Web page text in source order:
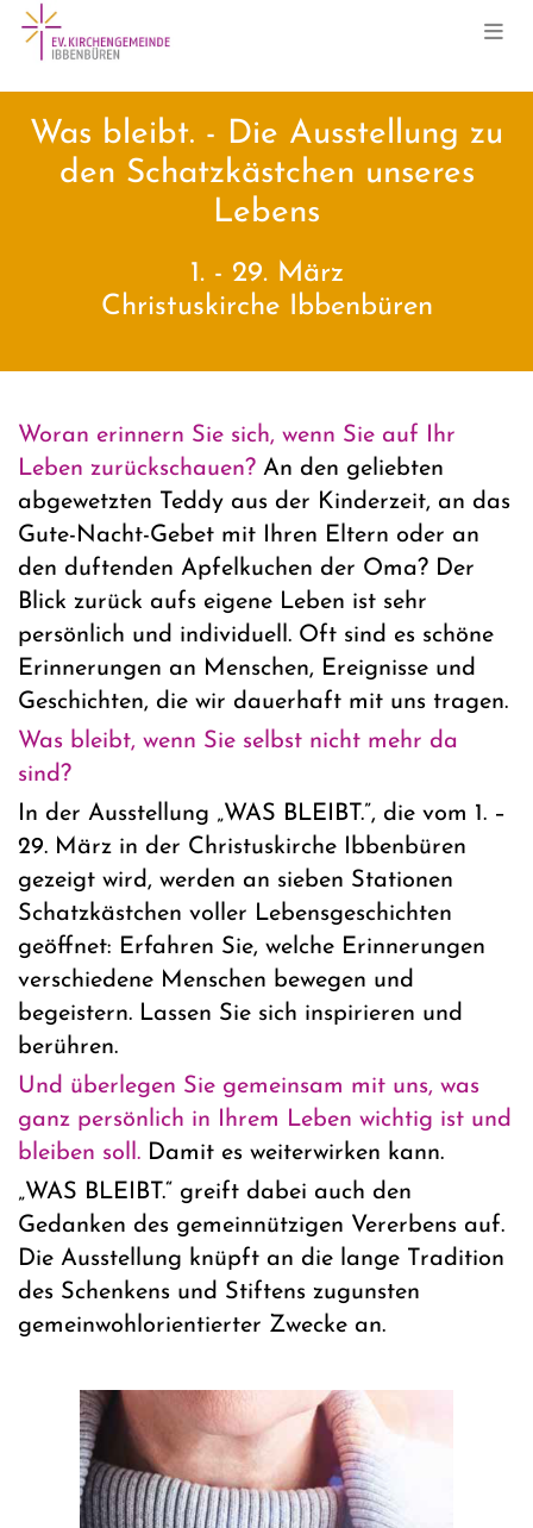
Was bleibt. - Die Ausstellung zu
den Schatzkästchen unseres
Lebens
1. - 29. März
Christuskirche Ibbenbüren
Woran erinnern Sie sich, wenn Sie auf Ihr
Leben zurückschauen? An den geliebten
abgewetzten Teddy aus der Kinderzeit, an das
Gute-Nacht-Gebet mit Ihren Eltern oder an
den duftenden Apfelkuchen der Oma? Der
Blick zurück aufs eigene Leben ist sehr
persönlich und individuell. Oft sind es schöne
Erinnerungen an Menschen, Ereignisse und
Geschichten, die wir dauerhaft mit uns tragen.
Was bleibt, wenn Sie selbst nicht mehr da
sind?
In der Ausstellung „WAS BLEIBT.”, die vom 1. –
29. März in der Christuskirche Ibbenbüren
gezeigt wird, werden an sieben Stationen
Schatzkästchen voller Lebensgeschichten
geöffnet: Erfahren Sie, welche Erinnerungen
verschiedene Menschen bewegen und
begeistern. Lassen Sie sich inspirieren und
berühren.
Und überlegen Sie gemeinsam mit uns, was
ganz persönlich in Ihrem Leben wichtig ist und
bleiben soll. Damit es weiterwirken kann.
„WAS BLEIBT.“ greift dabei auch den
Gedanken des gemeinnützigen Vererbens auf.
Die Ausstellung knüpft an die lange Tradition
des Schenkens und Stiftens zugunsten
gemeinwohlorientierter Zwecke an.